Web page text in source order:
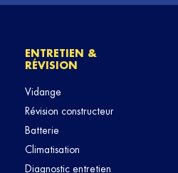
ENTRETIEN &
RÉVISION
Vidange
Révision constructeur
Batterie
Climatisation
Diagnostic entretien